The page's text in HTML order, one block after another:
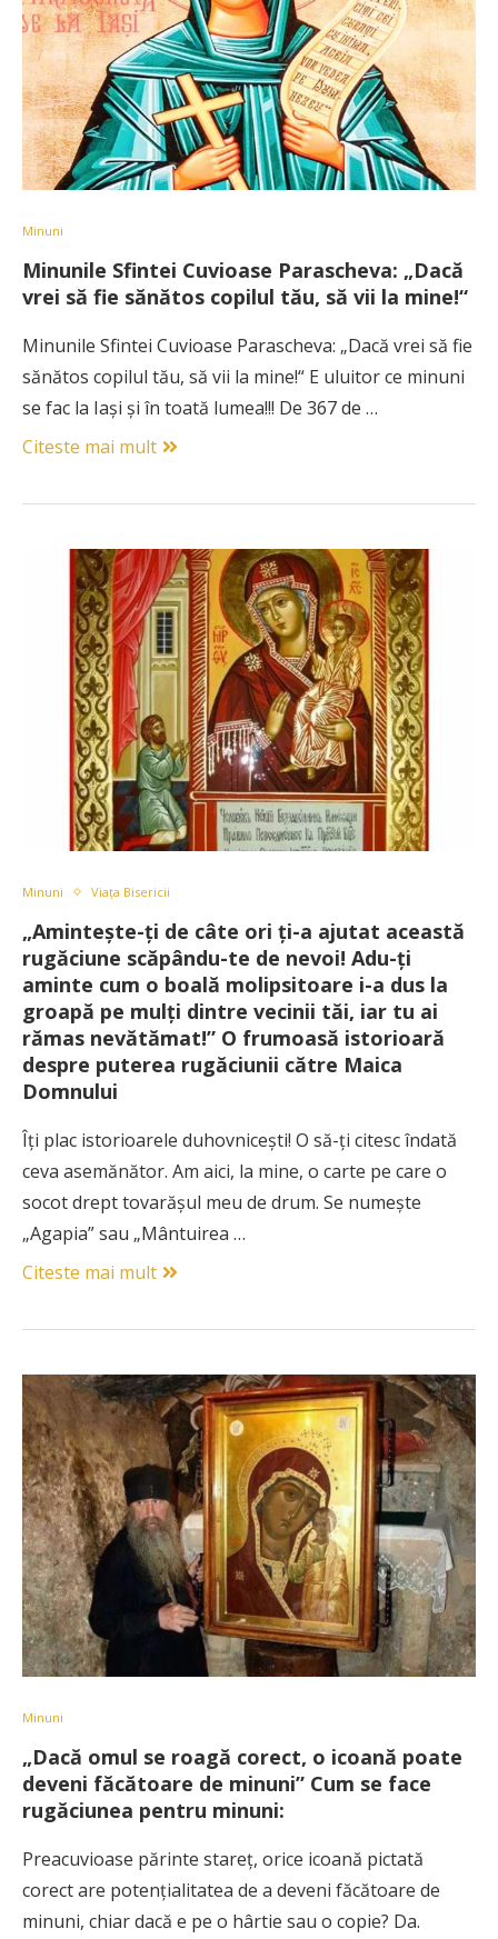
Minuni
Minunile Sfintei Cuvioase Parascheva: „Dacă
vrei să fie sănătos copilul tău, să vii la mine!“
Minunile Sfintei Cuvioase Parascheva: „Dacă vrei să fie
sănătos copilul tău, să vii la mine!“ E uluitor ce minuni
se fac la Iaşi şi în toată lumea!!! De 367 de …
Citeste mai mult
Minuni Viața Bisericii
„Amintește-ți de câte ori ți-a ajutat această
rugăciune scăpându-te de nevoi! Adu-ți
aminte cum o boală molipsitoare i-a dus la
groapă pe mulți dintre vecinii tăi, iar tu ai
rămas nevătămat!” O frumoasă istorioară
despre puterea rugăciunii către Maica
Domnului
Îți plac istorioarele duhovnicești! O să-ți citesc îndată
ceva asemănător. Am aici, la mine, o carte pe care o
socot drept tovarășul meu de drum. Se numește
„Agapia” sau „Mântuirea …
Citeste mai mult
Minuni
„Dacă omul se roagă corect, o icoană poate
deveni făcătoare de minuni” Cum se face
rugăciunea pentru minuni:
Preacuvioase părinte stareț, orice icoană pictată
corect are potențialitatea de a deveni făcătoare de
minuni, chiar dacă e pe o hârtie sau o copie? Da.